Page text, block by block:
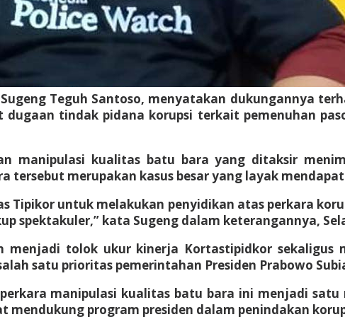
Teguh Santoso, menyatakan dukungannya
dugaan tindak pidana korupsi terkait pemenuhan
manipulasi kualitas batu bara yang ditaksir
tersebut merupakan kasus besar yang layak
Tipikor untuk melakukan penyidikan atas perkara
spektakuler,” kata Sugeng dalam keterangannya,
menjadi tolok ukur kinerja Kortastipidkor sekaligus
satu prioritas pemerintahan Presiden Prabowo
manipulasi kualitas batu bara ini menjadi
mendukung program presiden dalam penindakan